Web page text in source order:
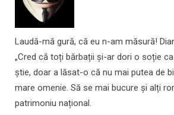
Laudă-mă gură, că eu n-am măsură!
„Cred că toți bărbații și-ar dori o soție ca
știe, doar a lăsat-o că nu mai putea de
mare omenie. Să se mai bucure și alți
patrimoniu național.